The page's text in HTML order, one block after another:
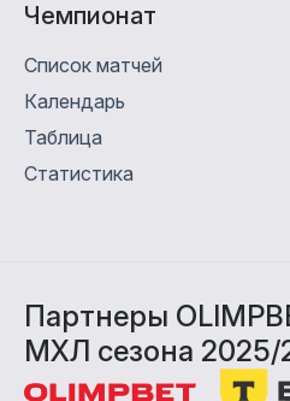
Чемпионат
Список матчей
Календарь
Таблица
Статистика
Партнеры
МХЛ сезона 2025/